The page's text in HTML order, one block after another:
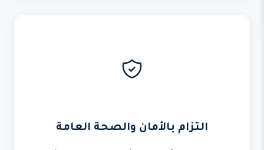
التزام بالأمان والصحة العامة